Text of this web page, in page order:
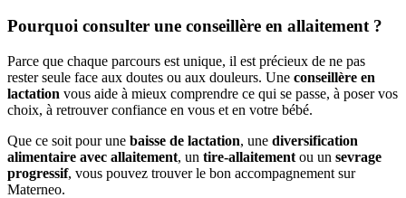
Pourquoi consulter une conseillère en allaitement ?
Parce que chaque parcours est unique, il est précieux de ne pas
rester seule face aux doutes ou aux douleurs. Une conseillère en
lactation vous aide à mieux comprendre ce qui se passe, à poser vos
choix, à retrouver confiance en vous et en votre bébé.
Que ce soit pour une baisse de lactation, une diversification
alimentaire avec allaitement, un tire-allaitement ou un sevrage
progressif, vous pouvez trouver le bon accompagnement sur
Materneo.